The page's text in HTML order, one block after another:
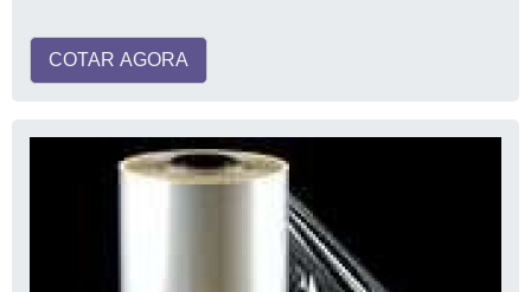
COTAR AGORA